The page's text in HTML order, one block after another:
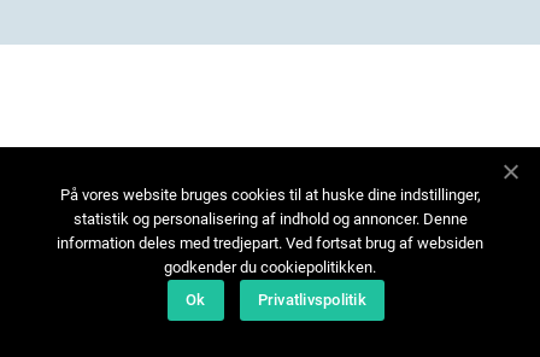
På vores website bruges cookies til at huske dine indstillinger,
statistik og personalisering af indhold og annoncer. Denne
information deles med tredjepart. Ved fortsat brug af websiden
godkender du cookiepolitikken.
Ok
Privatlivspolitik